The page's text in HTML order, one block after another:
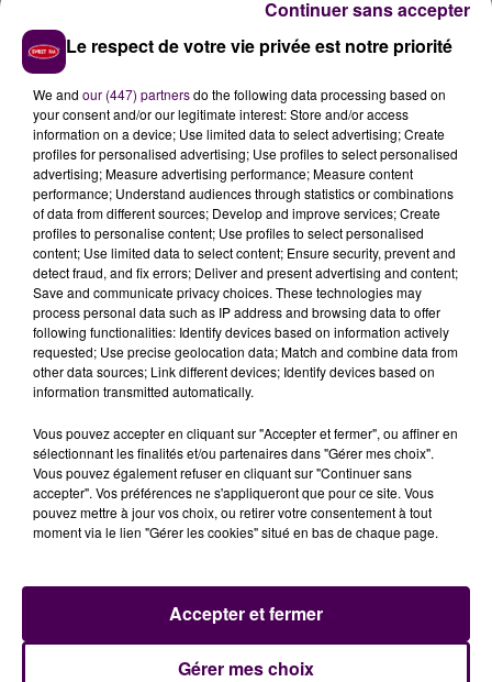
mercredi 6 décembre. Vers 20h, une canalisation
d'eau potable a cédé. Les pompiers d'Alençon sont
intervenus. Au final, 1700 foyers de la commune n’ont
pu rouvrir le robinet que vers 2h du matin.
À LA UNE
Gagnez vos pass pour le V and B Fest' 2026 !
11 juillet 2026
Inscrivez-vous au casting The Voice & The Voice
Gagnez vos entrées pour Papéa Parc !
Le respect de votre vie privée est notre priorité
We and our (447) partnersdo the following data processing based on
your consent and/or our legitimate interest: Store and/or access
information on a device; Use limited data to select advertising; Create
profiles for personalised advertising; Use profiles to select personalised
advertising; Measure advertising performance; Measure content
performance; Understand audiences through statistics or combinations
of data from different sources; Develop and improve services; Create
profiles to personalise content; Use profiles to select personalised
content; Use limited data to select content; Ensure security, prevent and
detect fraud, and fix errors; Deliver and present advertising and content;
Save and communicate privacy choices. These technologies may
process personal data such as IP address and browsing data to offer
following functionalities: Identify devices based on information actively
requested; Use precise geolocation data; Match and combine data from
other data sources; Link different devices; Identify devices based on
information transmitted automatically.
Vous pouvez accepter en cliquant sur "Accepter et fermer", ou affiner en
sélectionnant les finalités et/ou partenaires dans "Gérer mes choix".
Vous pouvez également refuser en cliquant sur "Continuer sans
accepter". Vos préférences ne s'appliqueront que pour ce site. Vous
pouvez mettre à jour vos choix, ou retirer votre consentement à tout
moment via le lien "Gérer les cookies" situé en bas de chaque page.
Gérer mes choix
Accepter et fermer
Continuer sans accepter